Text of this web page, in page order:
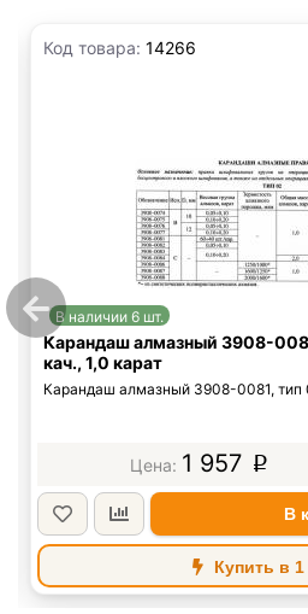
Код товара: 14266
В наличии 6 шт.
Карандаш алмазный 3908-
кач., 1,0 карат
Карандаш алмазный 3908-0081, тип
1 957 p
В
Купить в 1